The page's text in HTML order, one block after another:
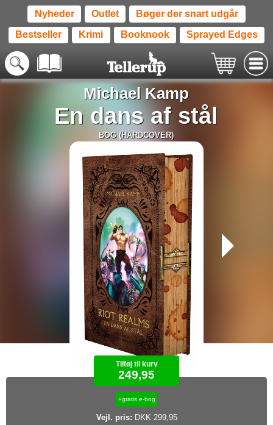
Nyheder Outlet Bøger der snart udgår
Bestseller Krimi Booknook Sprayed Edges
Michael Kamp
En dans af stål
BOG (HARDCOVER)
Tilføj til kurv
249,95
+gratis e-bog
Vejl. pris: DKK 299,95